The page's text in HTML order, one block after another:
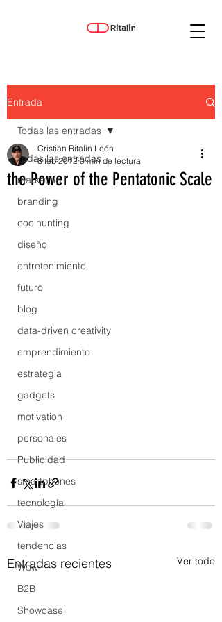
Entrada
Todas las entradas
marketing
branding
coolhunting
diseño
entretenimiento
futuro
blog
data-driven creativity
emprendimiento
estrategia
gadgets
motivation
personales
Publicidad
smartphones
tecnología
Viajes
tendencias
Wow
B2B
Showcase
Todas las entradas
the Power of the Pentatonic Scale
Cristián Ritalin León
8 feb 2012 0 min de lectura
Entradas recientes Ver todo